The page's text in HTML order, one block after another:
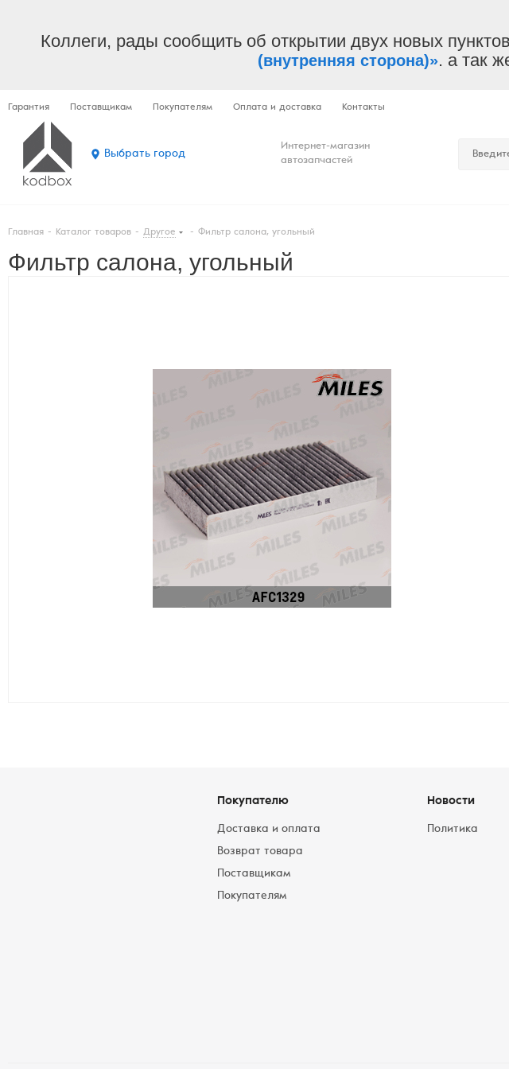
Коллеги, рады сообщить об открытии двух новых
(внутренняя сторона)». а так
Гарантия Поставщикам Покупателям Оплата и доставка Контакты
Выбрать город
Интернет-магазин
автозапчастей
Главная - Каталог товаров - Другое - Фильтр салона, угольный
Фильтр салона, угольный
Покупателю
Доставка и оплата
Возврат товара
Поставщикам
Покупателям
Новости
Политика